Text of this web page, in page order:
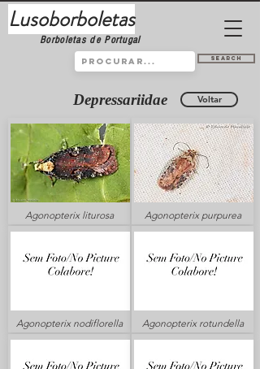
Lusoborboletas
Borboletas de Portugal
Search
Depressariidae Voltar
Agonopterix liturosa
Agonopterix nodiflorella
Agonopterix purpurea
Agonopterix rotundella